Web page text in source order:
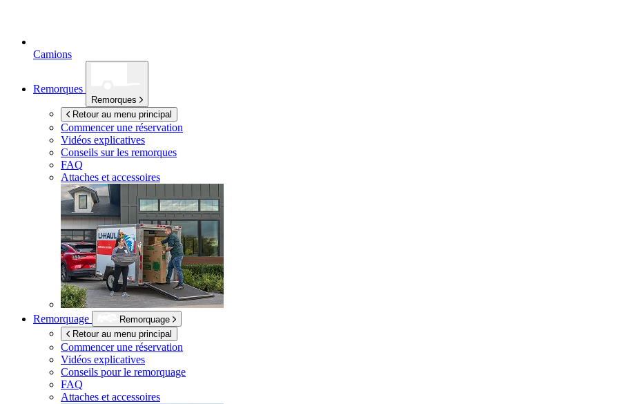
Camions
Remorques
Remorques
Retour au menu principal
Commencer une réservation
Vidéos explicatives
Conseils sur les remorques
FAQ
Attaches et accessoires
Remorquage
Remorquage
Retour au menu principal
Commencer une réservation
Vidéos explicatives
Conseils pour le remorquage
FAQ
Attaches et accessoires